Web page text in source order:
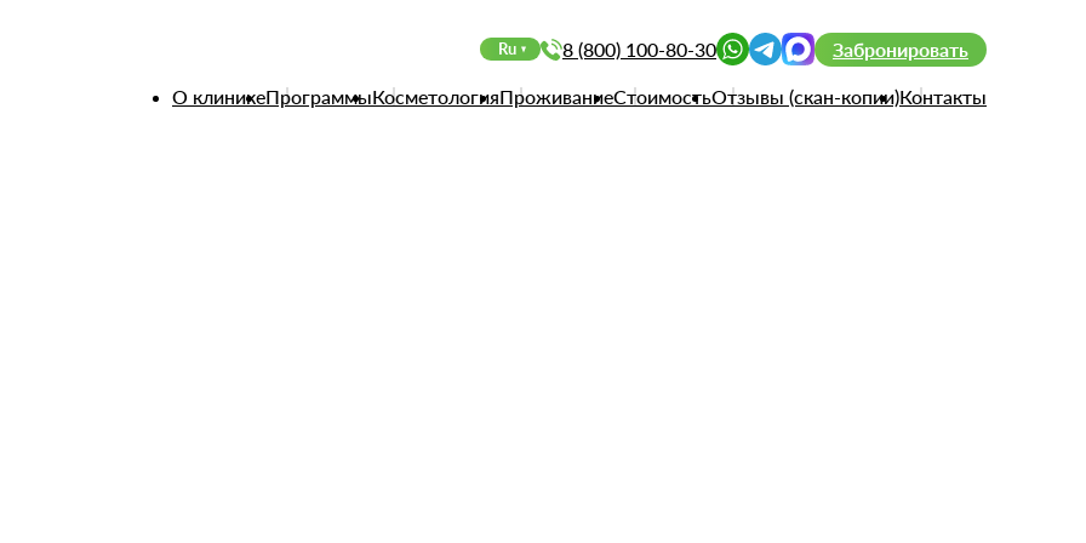
Ru 8 (800) 100-80-30 Забронировать
О клиникеПрограммыКосметологияПроживаниеСтоимостьОтзывы (скан-копии)Контакты
Smartxide² DOT/RF